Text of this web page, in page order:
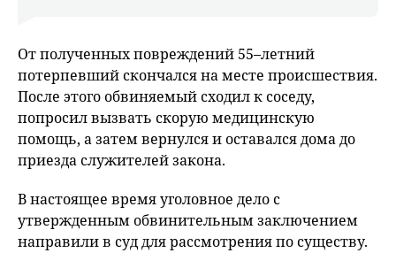
От полученных повреждений 55–летний
потерпевший скончался на месте происшествия.
После этого обвиняемый сходил к соседу,
попросил вызвать скорую медицинскую
помощь, а затем вернулся и оставался дома до
приезда служителей закона.
В настоящее время уголовное дело с
утвержденным обвинительным заключением
направили в суд для рассмотрения по существу.